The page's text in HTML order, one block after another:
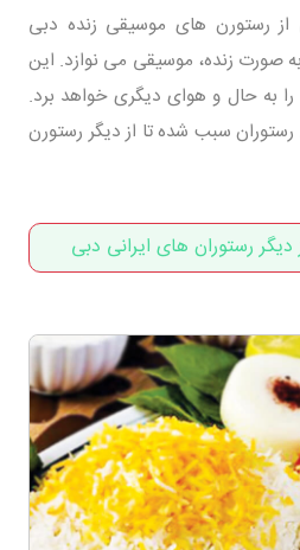
رستورن های موسیقی زنده دبی
صورت زنده، موسیقی می نوازد. این
به حال و هوای دیگری خواهد برد.
سبب شده تا از دیگر رستورن
دیگر رستوران های ایرانی دبی